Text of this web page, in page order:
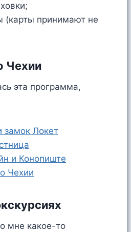
(карты принимают не
Чехии
эта программа,
замок Локет
и Конопиште
Чехии
мне какое-то